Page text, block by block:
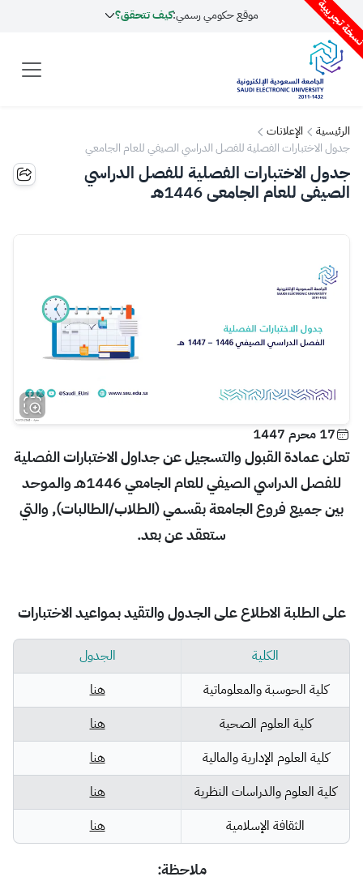
تجريبية موقع حكومي رسمي:كيف تتحقق؟
الرئيسية
الإعلانات
جدول الاختبارات الفصلية للفصل الدراسي الصيفي للعام الجامعي
جدول الاختبارات الفصلية للفصل الدراسي
الصيفي للعام الجامعي 1446هـ
17 محرم 1447
تعلن عمادة القبول والتسجيل عن جداول الاختبارات الفصلية
للفصل الدراسي الصيفي للعام الجامعي 1446هـ
والموحد
بين جميع فروع الجامعة بقسمي (الطلاب/الطالبات), والتي
ستعقد عن بعد.
على الطلبة الاطلاع على الجدولوالتقيد بمواعيد الاختبارات
الكلية
الجدول
كلية الحوسبة والمعلوماتية
هنا
كلية العلوم الصحية
هنا
كلية العلوم الإدارية والمالية
هنا
كلية العلوم والدراسات النظرية
هنا
الثقافة الإسلامية
هنا
ملاحظة: